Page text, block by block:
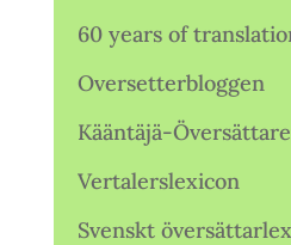
60 years of
Oversetterbloggen
Kääntäjä-
Vertalerslexicon
Svenskt